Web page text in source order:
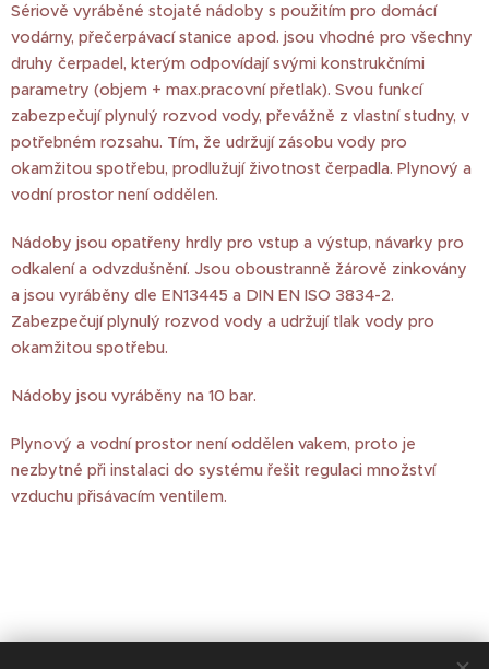
Sériově vyráběné stojaté nádoby s použitím pro domácí
vodárny, přečerpávací stanice apod. jsou vhodné pro všechny
druhy čerpadel, kterým odpovídají svými konstrukčními
parametry (objem + max.pracovní přetlak). Svou funkcí
zabezpečují plynulý rozvod vody, převážně z vlastní studny, v
potřebném rozsahu. Tím, že udržují zásobu vody pro
okamžitou spotřebu, prodlužují životnost čerpadla. Plynový a
vodní prostor není oddělen.
Nádoby jsou opatřeny hrdly pro vstup a výstup, návarky pro
odkalení a odvzdušnění. Jsou oboustranně žárově zinkovány
a jsou vyráběny dle EN13445 a DIN EN ISO 3834-2.
Zabezpečují plynulý rozvod vody a udržují tlak vody pro
okamžitou spotřebu.
Nádoby jsou vyráběny na 10 bar.
Plynový a vodní prostor není oddělen vakem, proto je
nezbytné při instalaci do systému řešit regulaci množství
vzduchu přisávacím ventilem.